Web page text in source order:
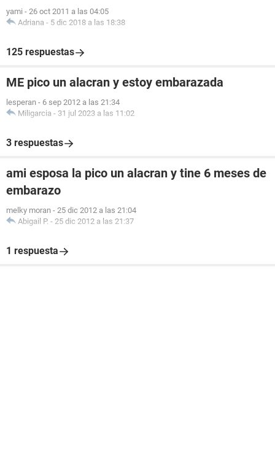
yami - 26 oct 2011 a las 04:05
Adriana - 5 dic 2018 a las 18:38
125 respuestas
ME pico un alacran y estoy embarazada
lesperan - 6 sep 2012 a las 21:34
Miligarcia - 31 jul 2023 a las 11:02
3 respuestas
ami esposa la pico un alacran y tine 6 meses de
embarazo
melky moran - 25 dic 2012 a las 21:04
Abigail P. - 25 dic 2012 a las 21:37
1 respuesta